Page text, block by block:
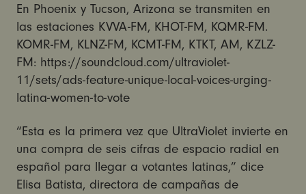
En Phoenix y Tucson, Arizona se transmiten en
las estaciones KVVA-FM, KHOT-FM, KQMR-FM.
KOMR-FM, KLNZ-FM, KCMT-FM, KTKT, AM, KZLZ-
FM: https://soundcloud.com/ultraviolet-
11/sets/ads-feature-unique-local-voices-urging-
latina-women-to-vote
“Esta es la primera vez que UltraViolet invierte en
una compra de seis cifras de espacio radial en
español para llegar a votantes latinas,” dice
Elisa Batista, directora de campañas de